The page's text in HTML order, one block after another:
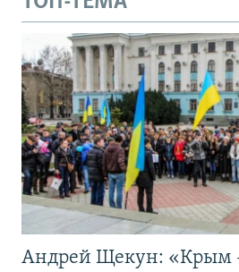
Андрей Щекун: «Крым